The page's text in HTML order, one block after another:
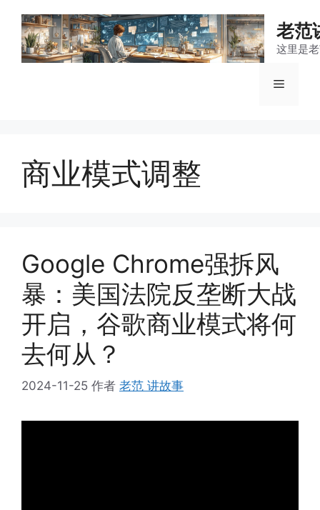
老范
这里是
菜
商业模式调整
Google Chrome强拆风
暴：美国法院反垄断大战
开启，谷歌商业模式将何
去何从？
2024-11-25 作者 老范 讲故事